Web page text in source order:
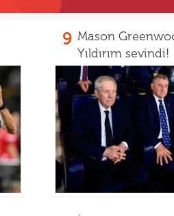
9 Mason
Yıldırım sevindi!